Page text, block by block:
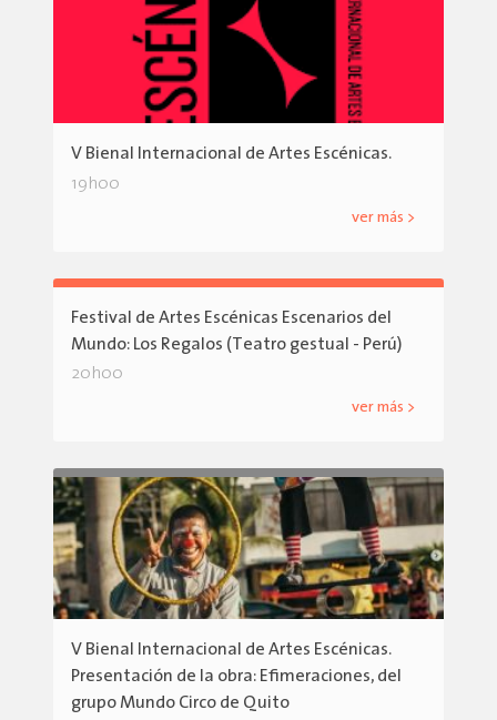
V Bienal Internacional de Artes Escénicas.
19h00
ver más >
Festival de Artes Escénicas Escenarios del
Mundo: Los Regalos (Teatro gestual - Perú)
20h00
ver más >
V Bienal Internacional de Artes Escénicas.
Presentación de la obra: Efimeraciones, del
grupo Mundo Circo de Quito